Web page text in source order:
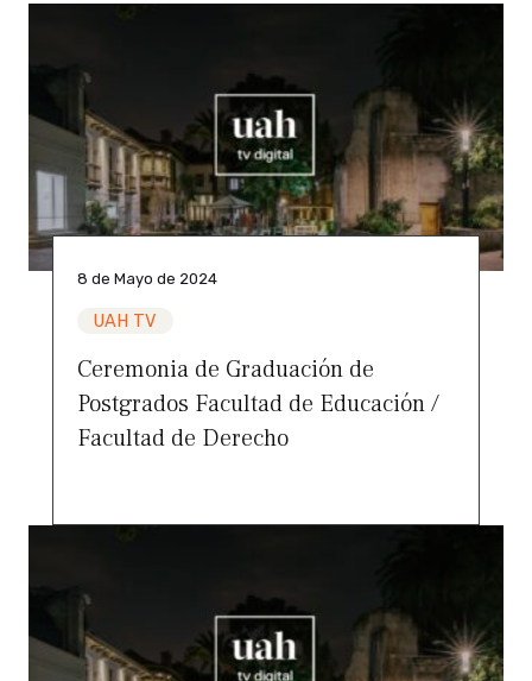
8 de Mayo de 2024
UAH TV
Ceremonia de Graduación de
Postgrados Facultad de Educación /
Facultad de Derecho